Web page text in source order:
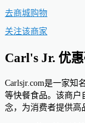
去商城购物
关注该商家
Carl's Jr. 优
Carlsjr.com是一家知
等快餐食品。该商户
念，为消费者提供高